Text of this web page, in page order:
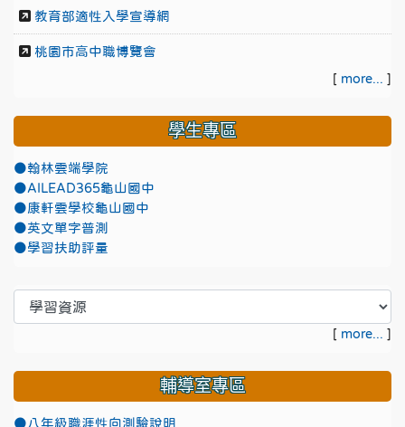
教育部適性入學宣導網
桃園市高中職博覽會
[ more... ]
學生專區
●翰林雲端學院
●AILEAD365龜山國中
●康軒雲學校龜山國中
●英文單字普測
●學習扶助評量
[ more... ]
輔導室專區
●八年級職涯性向測驗說明